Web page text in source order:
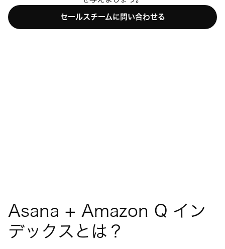
セールスチームに問い合わせる
Asana + Amazon Q イン
デックスとは？